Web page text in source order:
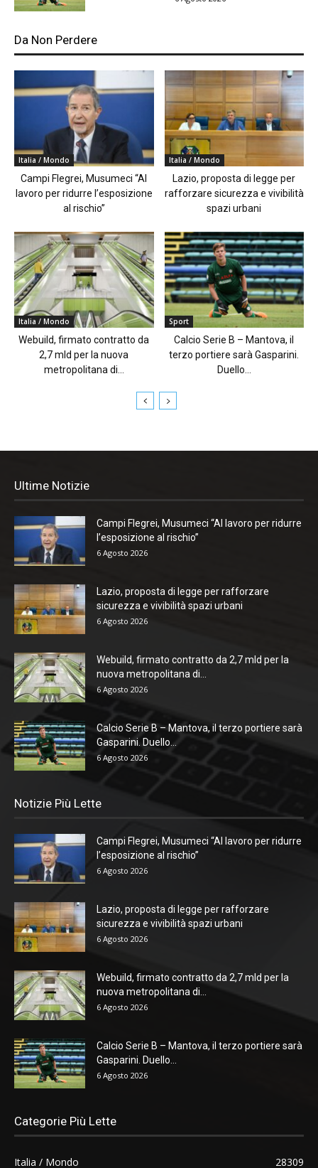
Da Non Perdere
Italia / Mondo
Campi Flegrei, Musumeci “Al
lavoro per ridurre l’esposizione
al rischio”
Italia / Mondo
Lazio, proposta di legge per
rafforzare sicurezza e vivibilità
spazi urbani
Italia / Mondo
Webuild, firmato contratto da
2,7 mld per la nuova
metropolitana di...
Sport
Calcio Serie B – Mantova, il
terzo portiere sarà Gasparini.
Duello...
Ultime Notizie
Campi Flegrei, Musumeci “Al lavoro per ridurre
l’esposizione al rischio”
6 Agosto 2026
Lazio, proposta di legge per rafforzare
sicurezza e vivibilità spazi urbani
6 Agosto 2026
Webuild, firmato contratto da 2,7 mld per la
nuova metropolitana di...
6 Agosto 2026
Calcio Serie B – Mantova, il terzo portiere sarà
Gasparini. Duello...
6 Agosto 2026
Notizie Più Lette
Campi Flegrei, Musumeci “Al lavoro per ridurre
l’esposizione al rischio”
6 Agosto 2026
Lazio, proposta di legge per rafforzare
sicurezza e vivibilità spazi urbani
6 Agosto 2026
Webuild, firmato contratto da 2,7 mld per la
nuova metropolitana di...
6 Agosto 2026
Calcio Serie B – Mantova, il terzo portiere sarà
Gasparini. Duello...
6 Agosto 2026
Categorie Più Lette
Italia / Mondo
28309